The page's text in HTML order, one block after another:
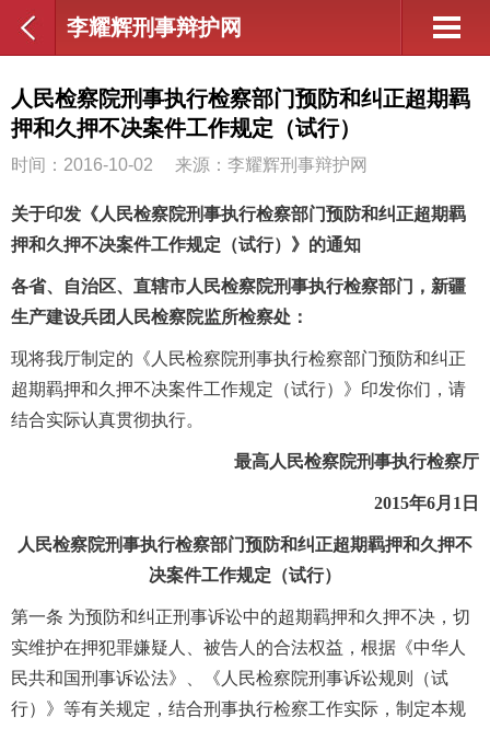
李耀辉刑事辩护网
人民检察院刑事执行检察部门预防和纠正超期羁
押和久押不决案件工作规定（试行）
时间：2016-10-02 来源：李耀辉刑事辩护网
关于印发《人民检察院刑事执行检察部门预防和纠正超期羁
押和久押不决案件工作规定（试行）》的通知
各省、自治区、直辖市人民检察院刑事执行检察部门，新疆
生产建设兵团人民检察院监所检察处：
现将我厅制定的《人民检察院刑事执行检察部门预防和纠正
超期羁押和久押不决案件工作规定（试行）》印发你们，请
结合实际认真贯彻执行。
最高人民检察院刑事执行检察厅
2015年6月1日
人民检察院刑事执行检察部门预防和纠正超期羁押和久押不
决案件工作规定（试行）
第一条 为预防和纠正刑事诉讼中的超期羁押和久押不决，切
实维护在押犯罪嫌疑人、被告人的合法权益，根据《中华人
民共和国刑事诉讼法》、《人民检察院刑事诉讼规则（试
行）》等有关规定，结合刑事执行检察工作实际，制定本规